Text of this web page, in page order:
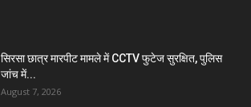
सिरसा छात्र मारपीट मामले में CCTV फुटेज सुरक्षित, पुलिस
जांच में...
August 7, 2026